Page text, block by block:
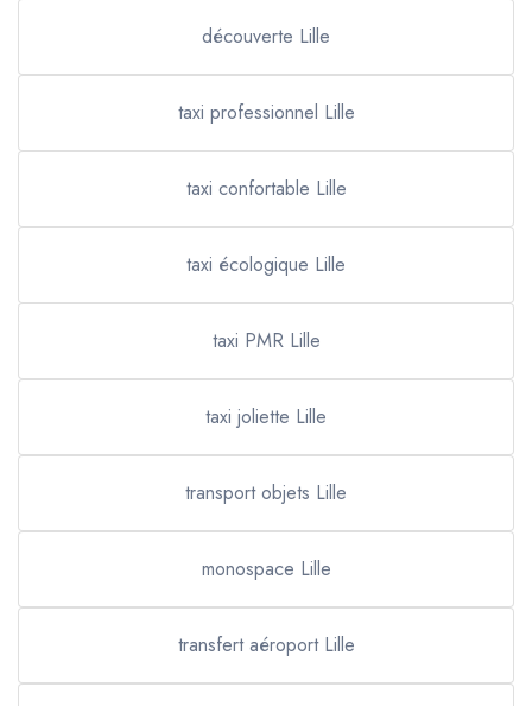
découverte Lille
taxi professionnel Lille
taxi confortable Lille
taxi écologique Lille
taxi PMR Lille
taxi joliette Lille
transport objets Lille
monospace Lille
transfert aéroport Lille